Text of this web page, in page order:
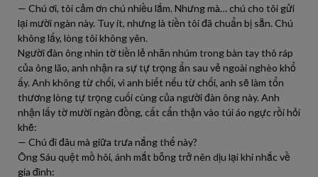
— Chú ơi, tôi cảm ơn chú nhiều lắm. Nhưng mà… chú cho tôi gửi
lại mười ngàn này. Tuy ít, nhưng là tiền tôi đã chuẩn bị sẵn. Chú
không lấy, lòng tôi không yên.
Người đàn ông nhìn tờ tiền lẻ nhăn nhúm trong bàn tay thô ráp
của ông lão, anh nhận ra sự tự trọng ẩn sau vẻ ngoài nghèo khổ
ấy. Anh không từ chối, vì anh biết nếu từ chối, anh sẽ làm tổn
thương lòng tự trọng cuối cùng của người đàn ông này. Anh
nhận lấy tờ mười ngàn đồng, cất cẩn thận vào túi áo ngực rồi hỏi
khẽ:
— Chú đi đâu mà giữa trưa nắng thế này?
Ông Sáu quệt mồ hôi, ánh mắt bỗng trở nên dịu lại khi nhắc về
gia đình: